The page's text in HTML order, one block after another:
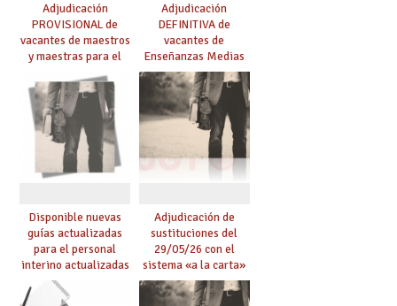
Adjudicación
PROVISIONAL de
vacantes de maestros
y maestras para el
curso 26-27
Adjudicación
DEFINITIVA de
vacantes de
Enseñanzas Medias
para el curso 26-27
Disponible nuevas
guías actualizadas
para el personal
interino actualizadas
para el curso 26/27
Adjudicación de
sustituciones del
29/05/26 con el
sistema «a la carta»
conseguido con el
Acuerdo de Mejoras